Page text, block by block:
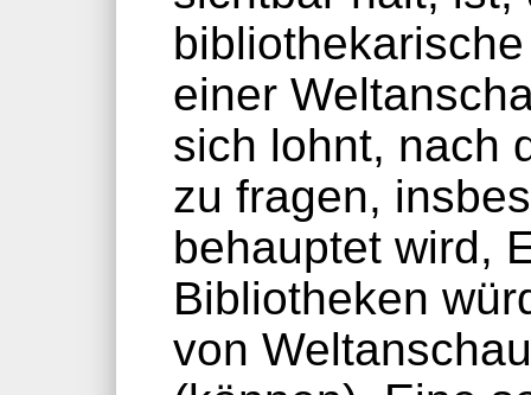
einer
sich lohnt, nach
zu fragen,
behauptet wird,
Bibliotheken
von